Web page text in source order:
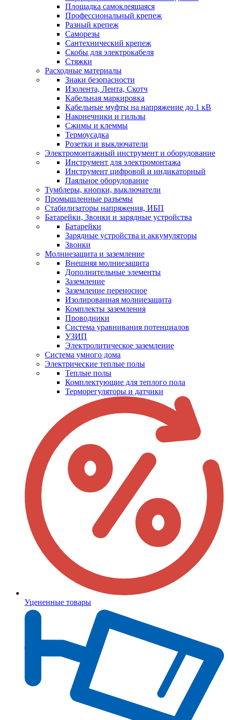
Площадка самоклеящаяся
Профессиональный крепеж
Разный крепеж
Саморезы
Сантехнический крепеж
Скобы для электрокабеля
Стяжки
Расходные материалы
Знаки безопасности
Изолента, Лента, Скотч
Кабельная маркировка
Кабельные муфты на напряжение до 1 кВ
Наконечники и гильзы
Сжимы и клеммы
Термоусадка
Розетки и выключатели
Электромонтажный инструмент и оборудование
Инструмент для электромонтажа
Инструмент цифровой и индикаторный
Паяльное оборудование
Тумблеры, кнопки, выключатели
Промышленные разъемы
Стабилизаторы напряжения, ИБП
Батарейки, Звонки и зарядные устройства
Батарейки
Зарядные устройства и аккумуляторы
Звонки
Молниезащита и заземление
Внешняя молниезащита
Дополнительные элементы
Заземление
Заземление переносное
Изолированная молниезащита
Комплекты заземления
Проводники
Система уравнивания потенциалов
УЗИП
Электролитическое заземление
Система умного дома
Электрические теплые полы
Теплые полы
Комплектующие для теплого пола
Терморегуляторы и датчики
Уцененные товары